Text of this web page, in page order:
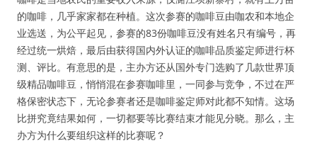
的咖啡，几乎家家都在种植。这次参赛的咖啡豆由咖农和本地企
业选送，为公平起见，参赛的83份咖啡豆没有姓名只有编号，再
经过统一烘焙，最后由获得国内外认证的咖啡品质鉴定师进行杯
测、评比。有意思的是，主办方还从国外专门选购了几款世界顶
级精品咖啡豆，悄悄混在参赛咖啡里，一同参与竞争，不过在严
格保密状态下，无论参赛者还是咖啡鉴定师对此都不知情。这场
比拼究竟结果如何，一切都要等比赛结束才能见分晓。那么，主
办方为什么要组织这样的比赛呢？